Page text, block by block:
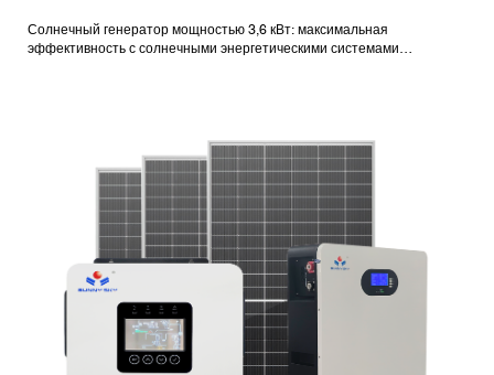
Солнечный генератор мощностью 3,6 кВт: максимальная
эффективность с солнечными энергетическими системами